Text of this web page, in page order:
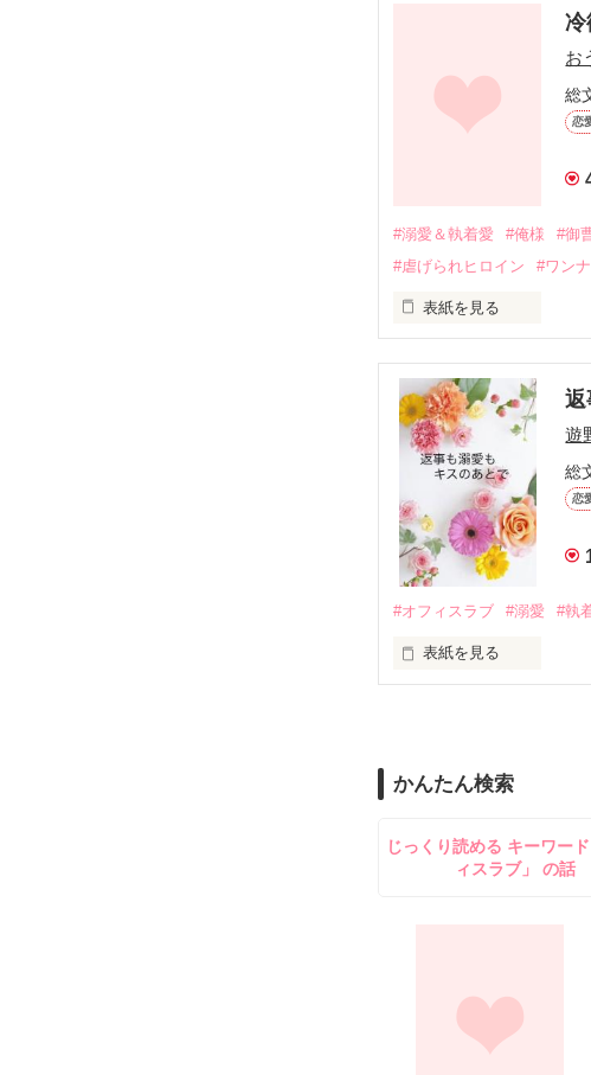
しかし、ある出来事を
関係修復もできないま
引っ越すことになり、
そして、ひょんなこと
酔った勢いで一夜を共
さらに、美桜が初めて
『責任をとる、結婚し
甘やかしてくる。
そんなある日、哲平は
遭っていることを知る
美桜を守るため、哲
夏木美桜(なつきみお)
✕
鳴海哲平 (なるみてっぺ
止まっていたはずの二
冷
お
総
恋
#溺愛＆執着愛 #俺様 #御
#虐げられヒロイン
#ワン
表紙を見る
ろ、日本人美青年と出
帰国後、美桜は新しい
も関わらず、一族を離
人だったのだ――！
なぜか恭司から飼い
返
遊
総
恋
#オフィスラブ #溺愛 #執
表紙を見る
雪瀬鷹哉（29）が『──
鷹哉『宜しくな、俺の
雛子『俺の……ひぃ、
シゴデキで冷徹な上
※表紙も作中使用の画
※執筆期間2026.6.3
※他サイトさんにて恋
かんたん検索
じっくり読める キーワー
ィスラブ」 の話